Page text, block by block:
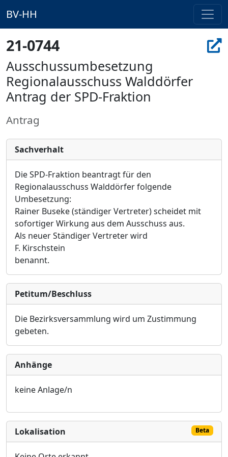
BV-HH
21-0744
Ausschussumbesetzung
Regionalausschuss Walddörfer
Antrag der SPD-Fraktion
Antrag
Sachverhalt
DieSPD-Fraktion beantragt für den
Regionalausschuss Walddörferfolgende
Umbesetzung:
Rainer Buseke (ständiger Vertreter) scheidet mit
sofortiger Wirkung aus dem Ausschuss aus.
Als neuer Ständiger Vertreter wird
F. Kirschstein
benannt.
Petitum/Beschluss
Die Bezirksversammlung wird um Zustimmung
gebeten.
Anhänge
keine Anlage/n
Lokalisation Beta